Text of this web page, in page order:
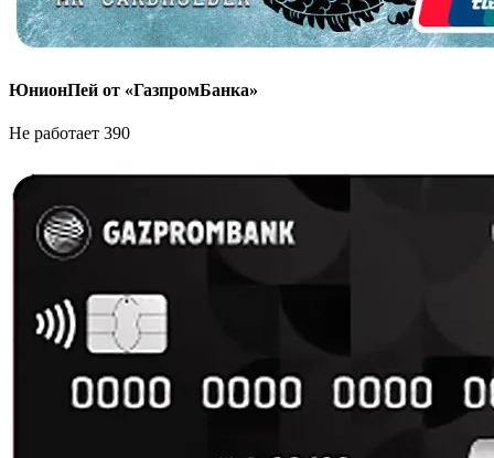
ЮнионПей от «ГазпромБанка»
Не работает 390